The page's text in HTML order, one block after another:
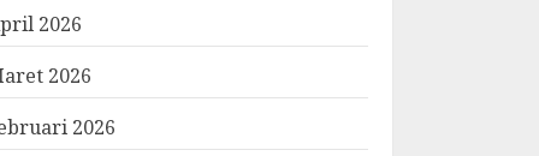
2026
2026
2026